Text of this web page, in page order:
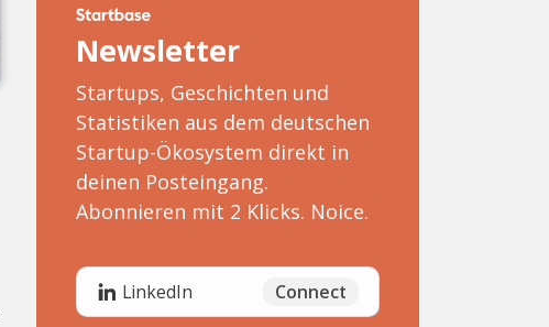
Newsletter
Startups, Geschichten und
Statistiken aus dem deutschen
Startup-Ökosystem direkt in
deinen Posteingang.
Abonnieren mit 2 Klicks. Noice.
LinkedIn Connect